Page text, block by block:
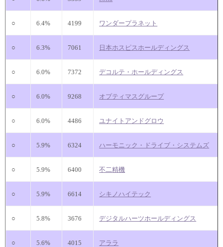
○ 6.4% 4199 ワンダープラネット
○ 6.3% 7061 日本ホスピスホールディングス
○ 6.0% 7372 デコルテ・ホールディングス
○ 6.0% 9268 オプティマスグループ
○ 6.0% 4486 ユナイトアンドグロウ
○ 5.9% 6324 ハーモニック・ドライブ・システムズ
○ 5.9% 6400 不二精機
○ 5.9% 6614 シキノハイテック
○ 5.8% 3676 デジタルハーツホールディングス
○ 5.6% 4015 アララ